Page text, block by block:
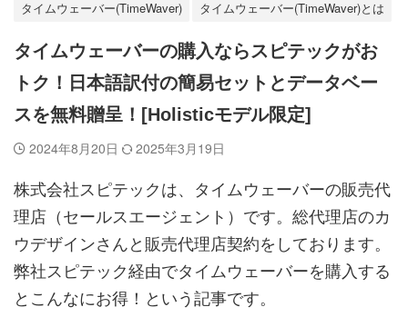
タイムウェーバー(TimeWaver)
タイムウェーバー(TimeWaver)とは
タイムウェーバーの購入ならスピテックがお
トク！日本語訳付の簡易セットとデータベー
スを無料贈呈！[Holisticモデル限定]
2024年8月20日 2025年3月19日
株式会社スピテックは、タイムウェーバーの販売代
理店（セールスエージェント）です。総代理店のカ
ウデザインさんと販売代理店契約をしております。
弊社スピテック経由でタイムウェーバーを購入する
とこんなにお得！という記事です。